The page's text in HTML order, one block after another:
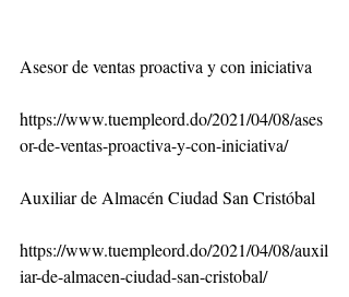
Asesor de ventas proactiva y con iniciativa
https://www.tuempleord.do/2021/04/08/ases
or-de-ventas-proactiva-y-con-iniciativa/
Auxiliar de Almacén Ciudad San Cristóbal
https://www.tuempleord.do/2021/04/08/auxil
iar-de-almacen-ciudad-san-cristobal/